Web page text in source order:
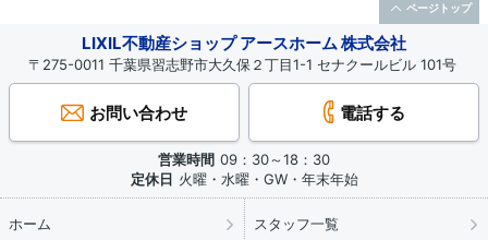
LIXIL不動産ショップ アースホーム 株式会社
〒275-0011 千葉県習志野市大久保２丁目1-1 セナクールビル 101号
お問い合わせ 電話する
営業時間 09：30～18：30
定休日 火曜・水曜・GW・年末年始
ホーム スタッフ一覧
ページトップ